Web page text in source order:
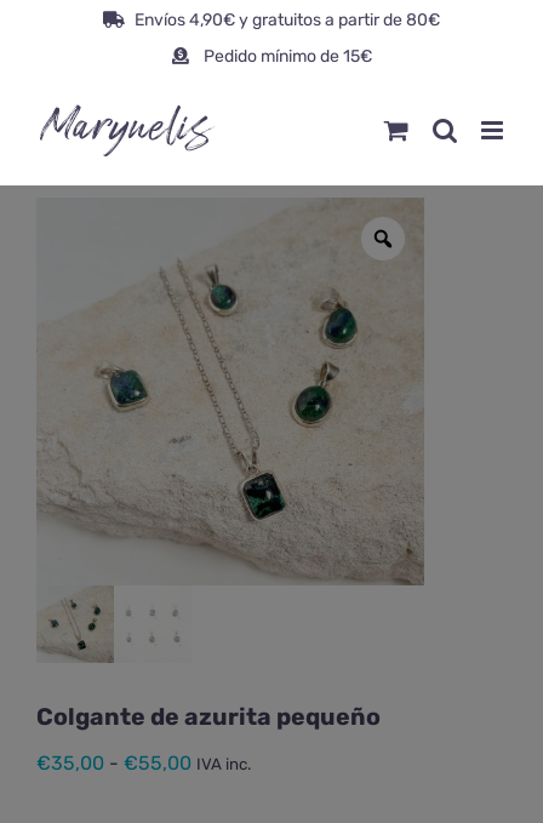
Envíos 4,90€ y gratuitos a partir de 80€
Pedido mínimo de 15€
Colgante de azurita pequeño
€35,00 - €55,00 Rango
IVA inc.